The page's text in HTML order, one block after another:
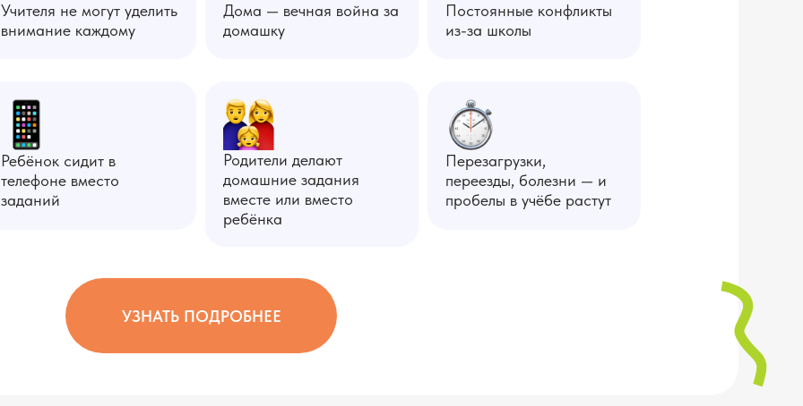
Перезагрузки,
переезды, болезни — и
пробелы в учёбе растут
Родители делают
домашние задания
вместе или вместо
ребёнка
Ребёнок сидит в
телефоне вместо
заданий
Постоянные конфликты
из-за школы
Дома — вечная война за
домашку
Учителя не могут уделить
внимание каждому
УЗНАТЬ ПОДРОБНЕЕ